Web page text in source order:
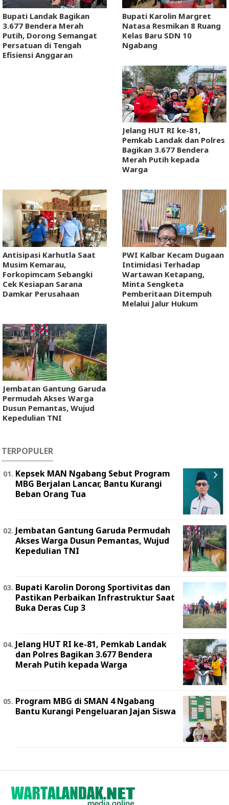
Bupati Landak Bagikan
3.677 Bendera Merah
Putih, Dorong Semangat
Persatuan di Tengah
Efisiensi Anggaran
Bupati Karolin Margret
Natasa Resmikan 8 Ruang
Kelas Baru SDN 10
Ngabang
Jelang HUT RI ke-81,
Pemkab Landak dan Polres
Bagikan 3.677 Bendera
Merah Putih kepada
Warga
Antisipasi Karhutla Saat
Musim Kemarau,
Forkopimcam Sebangki
Cek Kesiapan Sarana
Damkar Perusahaan
PWI Kalbar Kecam Dugaan
Intimidasi Terhadap
Wartawan Ketapang,
Minta Sengketa
Pemberitaan Ditempuh
Melalui Jalur Hukum
Jembatan Gantung Garuda
Permudah Akses Warga
Dusun Pemantas, Wujud
Kepedulian TNI
TERPOPULER
Kepsek MAN Ngabang Sebut Program
MBG Berjalan Lancar, Bantu Kurangi
Beban Orang Tua
Jembatan Gantung Garuda Permudah
Akses Warga Dusun Pemantas, Wujud
Kepedulian TNI
Bupati Karolin Dorong Sportivitas dan
Pastikan Perbaikan Infrastruktur Saat
Buka Deras Cup 3
Jelang HUT RI ke-81, Pemkab Landak
dan Polres Bagikan 3.677 Bendera
Merah Putih kepada Warga
Program MBG di SMAN 4 Ngabang
Bantu Kurangi Pengeluaran Jajan Siswa